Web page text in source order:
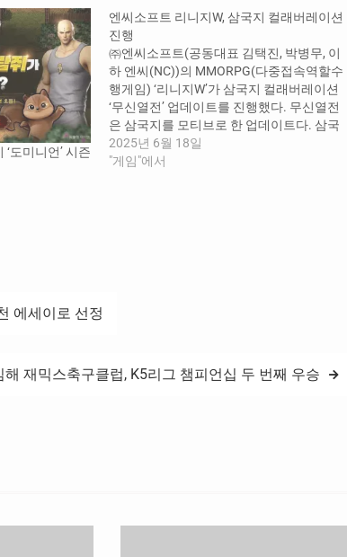
‘도미니언’ 시즌
엔씨소프트 리니지W, 삼국지 컬래버레이션
진행
㈜엔씨소프트(공동대표 김택진, 박병무, 이
하 엔씨(NC))의 MMORPG(다중접속역할수
행게임) ‘리니지W’가 삼국지 컬래버레이션
‘무신열전’ 업데이트를 진행했다. 무신열전
은 삼국지를 모티브로 한 업데이트다. 삼국
지는 아시아권에서 가장 인지도가 높은 IP
중 하나로, 의리를 중시하는 ‘도원결의’ 등의
2025년 6월 18일
"게임"에서
에세이로 선정
해 재믹스축구클럽, K5리그 챔피언십 두 번째 우승